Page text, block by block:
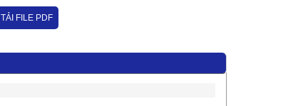
TẢI FILE PDF